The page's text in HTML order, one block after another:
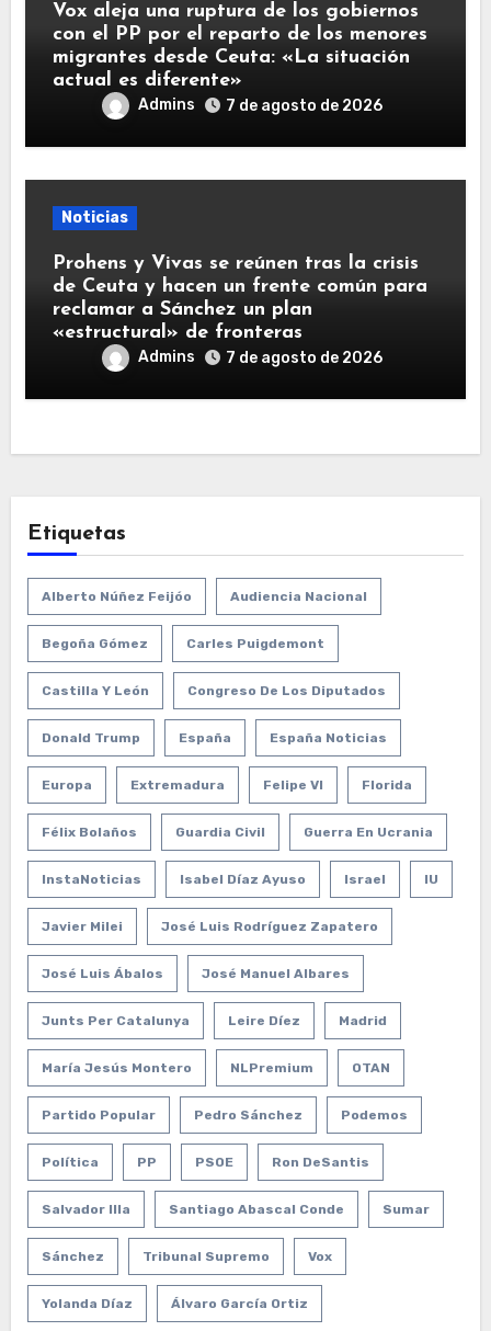
Vox aleja una ruptura de los gobiernos
con el PP por el reparto de los menores
migrantes desde Ceuta: «La situación
actual es diferente»
Admins 7 de agosto de 2026
Noticias
Prohens y Vivas se reúnen tras la crisis
de Ceuta y hacen un frente común para
reclamar a Sánchez un plan
«estructural» de fronteras
Admins 7 de agosto de 2026
Etiquetas
Alberto Núñez Feijóo Audiencia Nacional
Begoña Gómez Carles Puigdemont
Castilla Y León Congreso De Los Diputados
Donald Trump España España Noticias
Europa Extremadura Felipe VI Florida
Félix Bolaños Guardia Civil Guerra En Ucrania
InstaNoticias Isabel Díaz Ayuso Israel IU
Javier Milei José Luis Rodríguez Zapatero
José Luis Ábalos José Manuel Albares
Junts Per Catalunya Leire Díez Madrid
María Jesús Montero NLPremium OTAN
Partido Popular Pedro Sánchez Podemos
Política PP PSOE Ron DeSantis
Salvador Illa Santiago Abascal Conde Sumar
Sánchez Tribunal Supremo Vox
Yolanda Díaz Álvaro García Ortiz